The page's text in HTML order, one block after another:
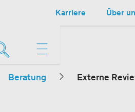
Karriere Über
Beratung Externe